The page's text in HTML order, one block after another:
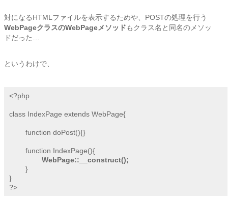
対になるHTMLファイルを表示するためや、POSTの処理を行う
WebPageクラスのWebPageメソッドもクラス名と同名のメソッ
ドだった…
というわけで、
<?php
class IndexPage extends WebPage{
WebPage::__construct();
}
?>